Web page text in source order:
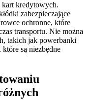
kredytowych.
zabezpieczające
ochronne, które
transportu. Nie można
takich jak powerbanki
są niezbędne